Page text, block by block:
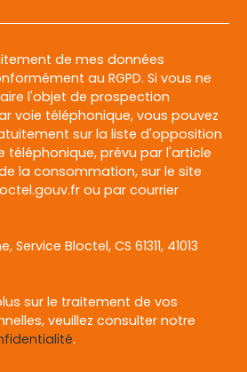
de mes données
au RGPD. Si vous ne
l'objet de prospection
voie téléphonique, vous pouvez
sur la liste d'opposition
téléphonique, prévu par l'article
la consommation, sur le site
ou par courrier
Service Bloctel, CS 61311, 41013
sur le traitement de vos
veuillez consulter notre
.